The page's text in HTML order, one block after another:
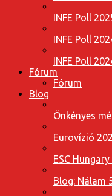
INFE Poll
INFE Poll
INFE Poll
Fórum
Fórum
Blog
Önkényes
Eurovízió
ESC
Blog: Nálam